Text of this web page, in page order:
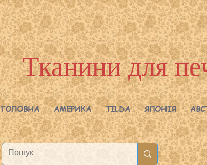
Тканини для
ГОЛОВНА АМЕРИКА TILDA ЯПОНІЯ